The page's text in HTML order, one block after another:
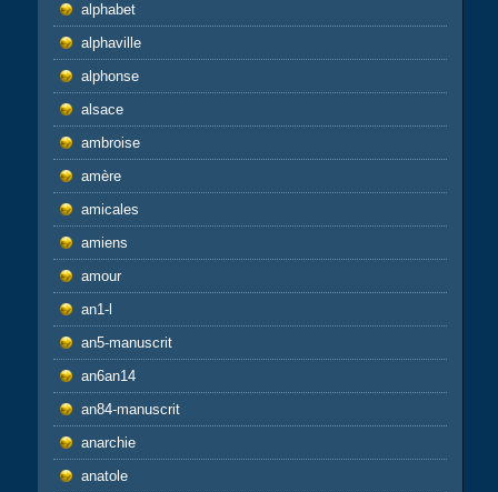
alphabet
alphaville
alphonse
alsace
ambroise
amère
amicales
amiens
amour
an1-l
an5-manuscrit
an6an14
an84-manuscrit
anarchie
anatole